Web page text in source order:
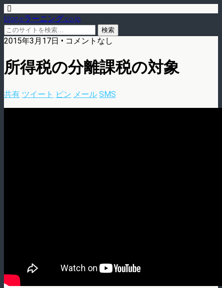
blog.eラーニング.co.jp
2015年3月17日 • コメントなし
所得税の分離課税の対象
共有 ツイート ピン メール SMS